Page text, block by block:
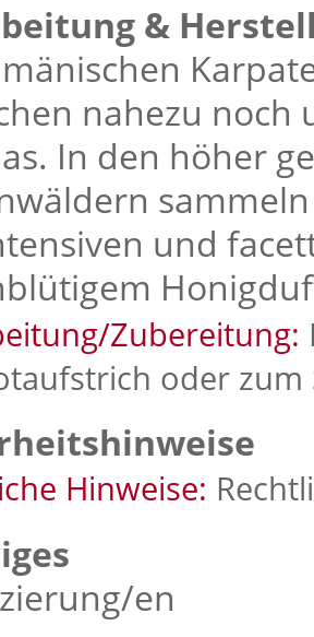
&
nahezu
In den höher
und
Zubereitung:
oder
Hinweise:
en